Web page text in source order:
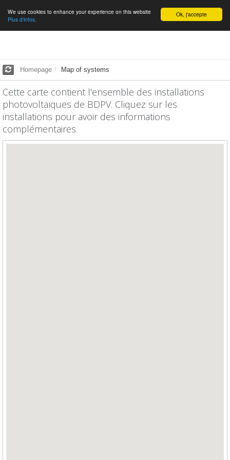
English Ok, j'accepte
We use cookies to enhance your experience on this website
Plus d'infos.
Homepage Map of systems
Cette carte contient l'ensemble des installations
photovoltaïques de BDPV. Cliquez sur les
installations pour avoir des informations
complémentaires.